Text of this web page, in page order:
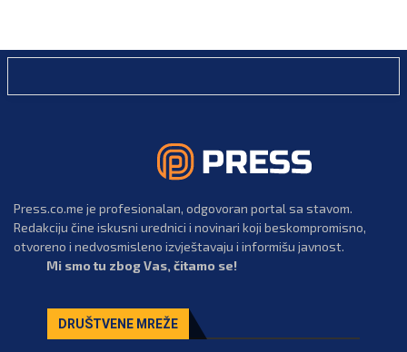
Press.co.me je profesionalan, odgovoran portal sa stavom.
Redakciju čine iskusni urednici i novinari koji beskompromisno,
otvoreno i nedvosmisleno izvještavaju i informišu javnost.
Mi smo tu zbog Vas, čitamo se!
DRUŠTVENE MREŽE